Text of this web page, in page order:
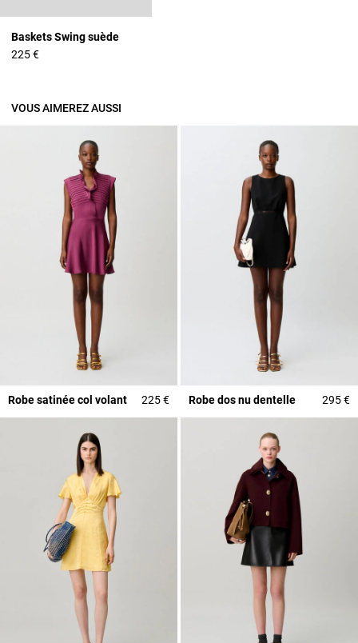
Baskets Swing suède
225 €
VOUS AIMEREZ AUSSI
Robe satinée col volant 225 € Robe dos nu dentelle 295 €